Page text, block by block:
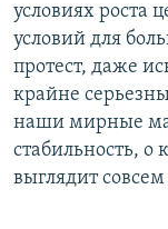
условиях роста
условий для
протест, даже
крайне
наши мирные
стабильность, о
выглядит